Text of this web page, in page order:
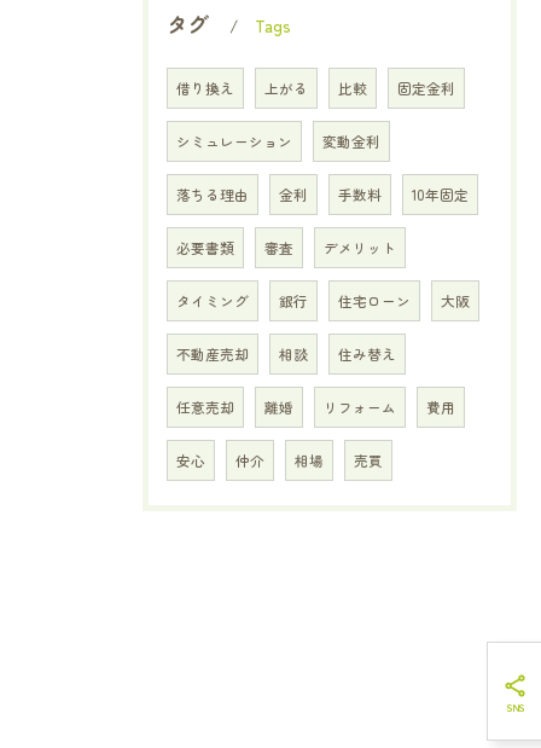
タグ Tags
借り換え 上がる 比較 固定金利
シミュレーション 変動金利
落ちる理由 金利 手数料 10年固定
必要書類 審査 デメリット
タイミング 銀行 住宅ローン 大阪
不動産売却 相談 住み替え
任意売却 離婚 リフォーム 費用
安心 仲介 相場 売買